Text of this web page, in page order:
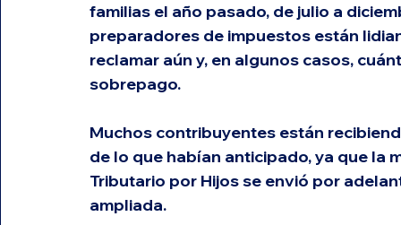
familias el año pasado, de julio a
preparadores de impuestos están
reclamar aún y, en algunos casos,
sobrepago.
Muchos contribuyentes están
de lo que habían anticipado, ya que
Tributario por Hijos se envió por
ampliada.